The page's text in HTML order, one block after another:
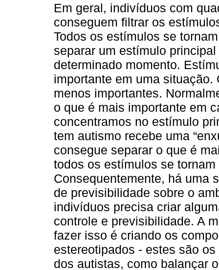
Em geral, indivíduos com
conseguem filtrar os
Todos os estímulos se
separar um estímulo
determinado momento.
importante em uma
menos importantes.
o que é mais importante em
concentramos no estímulo
tem autismo recebe uma
consegue separar o que é
todos os estímulos se
Consequentemente, há uma
de previsibilidade sobre o
indivíduos precisa criar
controle e previsibilidade. A
fazer isso é criando os
estereotipados - estes são
dos autistas, como balançar